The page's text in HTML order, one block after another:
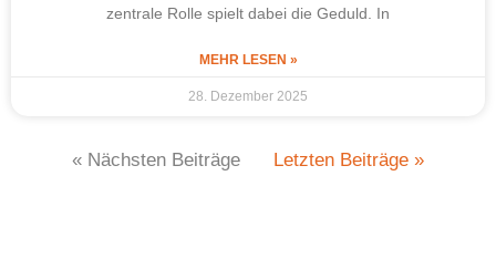
zentrale Rolle spielt dabei die Geduld. In
MEHR LESEN »
28. Dezember 2025
« Nächsten Beiträge Letzten Beiträge »